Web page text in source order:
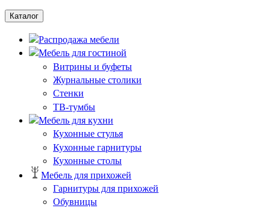
Каталог
Распродажа мебели
Мебель для гостиной
Витрины и буфеты
Журнальные столики
Стенки
ТВ-тумбы
Мебель для кухни
Кухонные стулья
Кухонные гарнитуры
Кухонные столы
Мебель для прихожей
Гарнитуры для прихожей
Обувницы